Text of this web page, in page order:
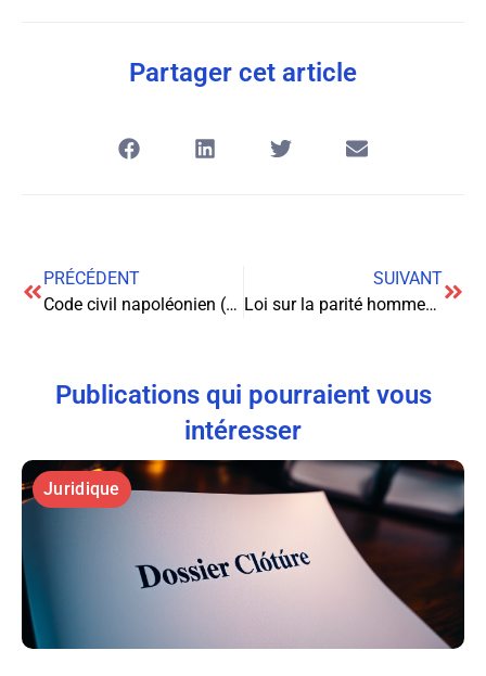
Partager cet article
PRÉCÉDENT
Code civil napoléonien (1804)
SUIVANT
Loi sur la parité hommes-femmes (2000)
Publications qui pourraient vous
intéresser
Juridique